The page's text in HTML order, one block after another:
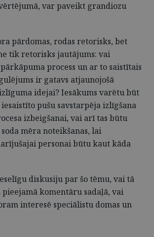
var paveikt grandiozu
pārdomas, rodas retorisks, bet
tik retorisks jautājums: vai
process un ar to saistītais
ir gatavs atjaunojošā
idejai? Iesākums varētu būt
pušu savstarpēja izlīgšana
izbeigšanai, vai arī tas būtu
mēra noteikšanas, lai
personai būtu kaut kāda
diskusiju par šo tēmu, vai tā
komentāru sadaļā, vai
interesē speciālistu domas un